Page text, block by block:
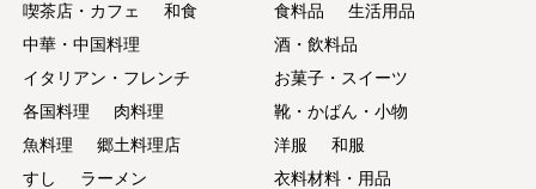
喫茶店・カフェ
和食
中華・中国料理
イタリアン・フレンチ
各国料理
肉料理
魚料理
郷土料理店
すし
ラーメン
食料品
生活用品
酒・飲料品
お菓子・スイーツ
靴・かばん・小物
洋服
和服
衣料材料・用品